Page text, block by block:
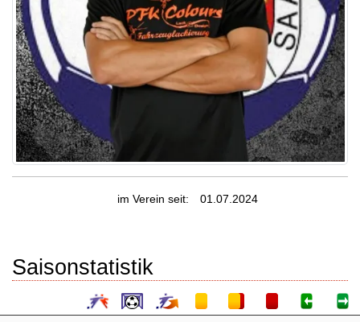
im Verein seit: 01.07.2024
Saisonstatistik